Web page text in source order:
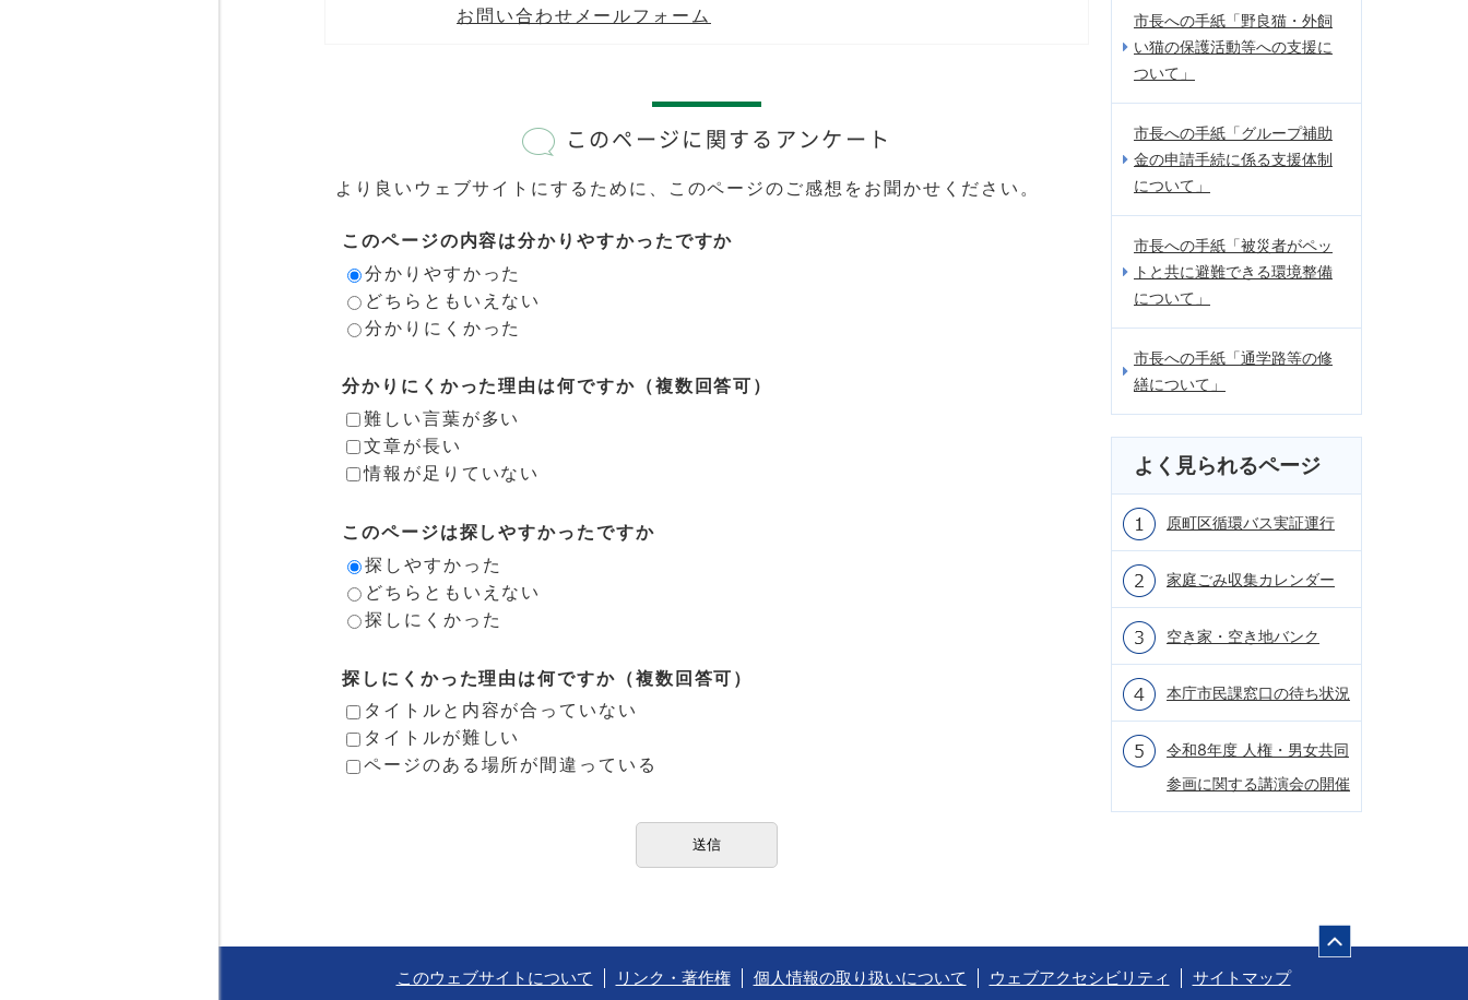
お問い合わせメールフォーム
このページに関するアンケート
より良いウェブサイトにするために、このページのご感想をお聞かせください。
このページの内容は分かりやすかったですか
分かりやすかった
どちらともいえない
分かりにくかった
分かりにくかった理由は何ですか（複数回答可）
難しい言葉が多い
文章が長い
情報が足りていない
このページは探しやすかったですか
探しやすかった
どちらともいえない
探しにくかった
探しにくかった理由は何ですか（複数回答可）
タイトルと内容が合っていない
タイトルが難しい
ページのある場所が間違っている
市長への手紙「野良猫・外飼
い猫の保護活動等への支援に
ついて」
市長への手紙「グループ補助
金の申請手続に係る支援体制
について」
市長への手紙「被災者がペッ
トと共に避難できる環境整備
について」
市長への手紙「通学路等の修
繕について」
よく見られるページ
原町区循環バス実証運行
家庭ごみ収集カレンダー
空き家・空き地バンク
本庁市民課窓口の待ち状況
令和8年度 人権・男女共同
参画に関する講演会の開催
このウェブサイトについて リンク・著作権 個人情報の取り扱いについて ウェブアクセシビリティ サイトマップ